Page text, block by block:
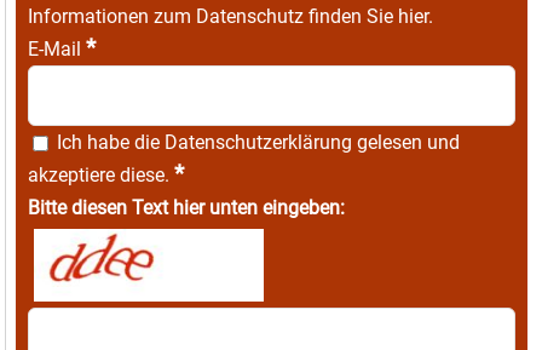
Informationen zum Datenschutz finden Sie hier.
E-Mail *
Ich habe die Datenschutzerklärung gelesen und
akzeptiere diese. *
Bitte diesen Text hier unten eingeben: